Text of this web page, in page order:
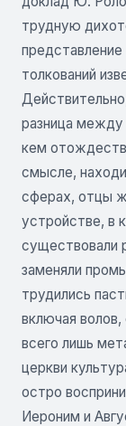
трудную
толкований
разница
кем
смысле,
сферах, отцы
устройстве, в
существовали
заменяли
трудились
включая
всего лишь
церкви
остро
Иероним и